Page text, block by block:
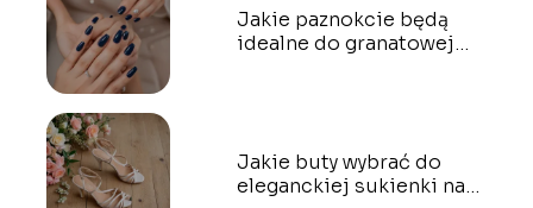
Jakie paznokcie będą
idealne do granatowej
Jakie buty wybrać do
eleganckiej sukienki na